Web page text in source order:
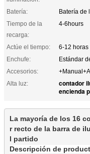
Batería:
Batería de
Tiempo de la
recarga:
4-6hours
Actúe el tiempo:
6-12 horas
Enchufe:
Estándar
Accesorios:
Alta luz:
contador
encienda
La mayoría de los 16
r recto de la barra de
l partido
Descripción de